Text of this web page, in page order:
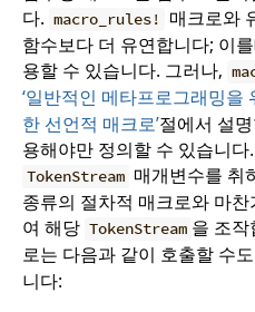
다. macro_rules!
매크로와
함수보다 더 유연합니다; 이
용할 수 있습니다. 그러나,
‘일반적인 메타프로그래밍을
한 선언적 매크로’절에서 설
용해야만 정의할 수 있습니
TokenStream 매개변수를 취
종류의 절차적 매크로와 마
여 해당 TokenStream 을 조
로는 다음과 같이 호출할 수
니다: